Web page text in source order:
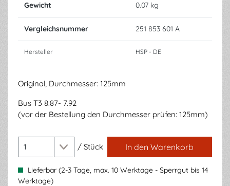
Gewicht 0.07 kg
Vergleichsnummer 251 853 601 A
Hersteller HSP - DE
Original, Durchmesser: 125mm
Bus T3 8.87- 7.92
(vor der Bestellung den Durchmesser prüfen: 125mm)
/ Stück In den Warenkorb
Lieferbar (2-3 Tage, max. 10 Werktage - Sperrgut bis 14
Werktage)